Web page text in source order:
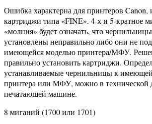
Ошибка характерна для принтеров
картриджи типа «FINE». 4-х и 5-кратное
«молния» будет означать, что
установлены неправильно либо они не
имеющейся моделью принтера/МФУ.
правильно установить картриджи.
устанавливаемые чернильницы к
принтера или МФУ, можно в технической
печатающей машине.
8 миганий (1700 или 1701)